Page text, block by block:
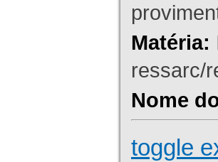
Matéria:
ressarc/
Nome
toggle